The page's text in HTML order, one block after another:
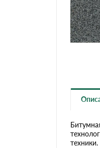
техники.